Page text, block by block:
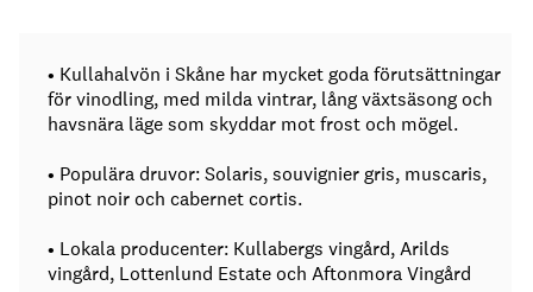
• Kullahalvön i Skåne har mycket goda förutsättningar
för vinodling, med milda vintrar, lång växtsäsong och
havsnära läge som skyddar mot frost och mögel.
• Populära druvor: Solaris, souvignier gris, muscaris,
pinot noir och cabernet cortis.
• Lokala producenter: Kullabergs vingård, Arilds
vingård, Lottenlund Estate och Aftonmora Vingård